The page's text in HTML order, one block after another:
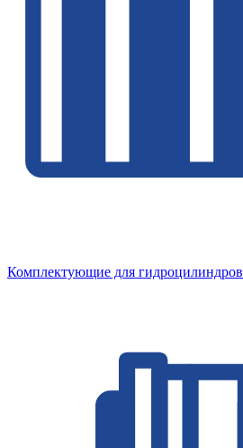
Комплектующие для гидроцилиндров